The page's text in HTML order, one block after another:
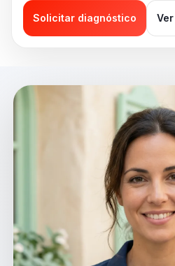
Solicitar diagnóstico